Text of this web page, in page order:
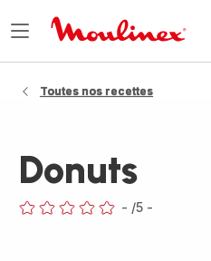
Ouvrir
Toutes nos recettes
Donuts
- /5 -